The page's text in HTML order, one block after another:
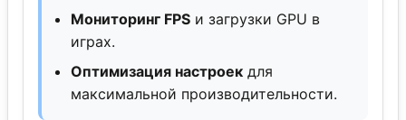
Мониторинг FPS и загрузки GPU в
играх.
Оптимизация настроек для
максимальной производительности.